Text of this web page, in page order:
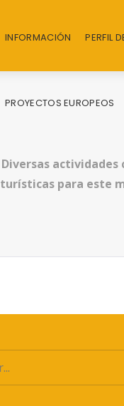
INFORMACIÓN PERFIL
PROYECTOS EUROPEOS
Diversas actividades
turísticas para este